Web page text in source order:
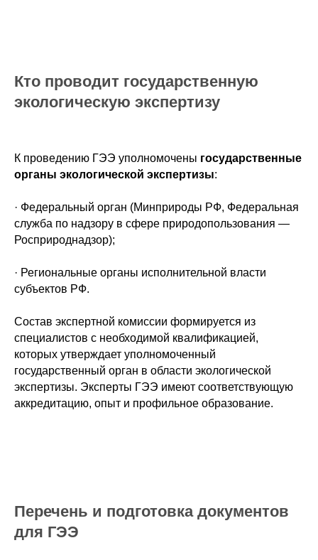
Кто проводит государственную
экологическую экспертизу
К проведению ГЭЭ уполномочены государственные
органы экологической экспертизы:
· Федеральный орган (Минприроды РФ, Федеральная
служба по надзору в сфере природопользования —
Росприроднадзор);
· Региональные органы исполнительной власти
субъектов РФ.
Состав экспертной комиссии формируется из
специалистов с необходимой квалификацией,
которых утверждает уполномоченный
государственный орган в области экологической
экспертизы. Эксперты ГЭЭ имеют соответствующую
аккредитацию, опыт и профильное образование.
Перечень и подготовка документов
для ГЭЭ